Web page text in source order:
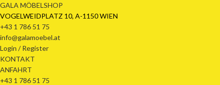
GALA MÖBELSHOP
VOGELWEIDPLATZ 10, A-1150 WIEN
+43 1 786 51 75
info@galamoebel.at
Login / Register
KONTAKT
ANFAHRT
+43 1 786 51 75